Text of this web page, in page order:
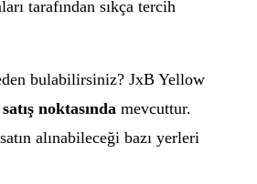
tarafından sıkça tercih
bulabilirsiniz? JxB Yellow
satış noktasında mevcuttur.
alınabileceği bazı yerleri